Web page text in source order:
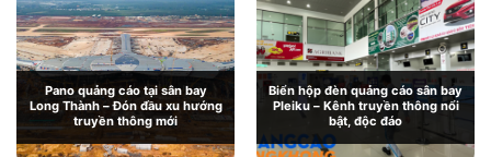
Pano quảng cáo tại sân bay
Long Thành – Đón đầu xu hướng
truyền thông mới
Biển hộp đèn quảng cáo sân bay
Pleiku – Kênh truyền thông nổi
bật, độc đáo